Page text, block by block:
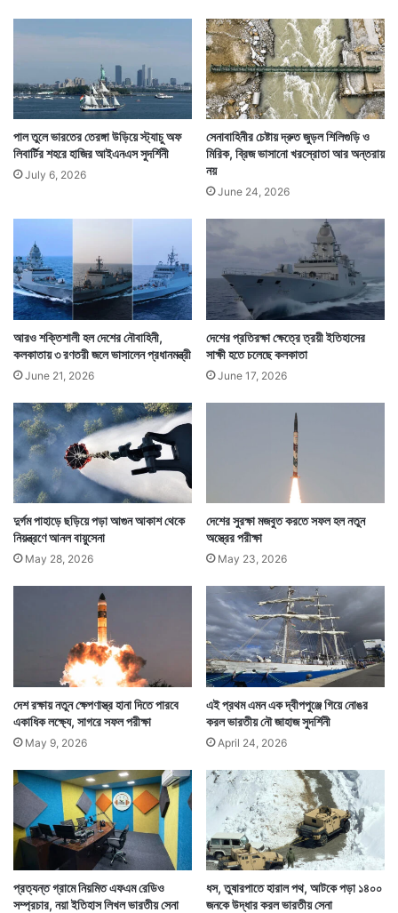
২ হাজার ৯০০ কেজি ওজনের এই বিশাল ক্ষেপণাস্ত্রটির ওজন
কমানো হচ্ছে। পরবর্তী প্রজন্মের ব্রহ্মসের ওজন হচ্ছে ১ হাজার
২৯০ কেজি। এরফলে ভারতের যুদ্ধবিমান সুখোই এখন যেখানে ১টা
ব্রহ্মস উড়িয়ে নিয়ে যেতে পারে, তা ৩টি ব্রহ্মস ক্ষেপণাস্ত্র নিয়ে
উড়তে পারবে।
ব্রহ্মস ভারতের অস্ত্রভান্ডারে থাকা এমন একটি ক্ষেপণাস্ত্র যা
স্থলভূমি, আকাশ ও জল, সব জায়গা থেকেই ছোঁড়া সম্ভব। —
সংবাদ সংস্থার সাহায্য নিয়ে লেখা
পাল তুলে ভারতের তেরঙ্গা উড়িয়ে স্ট্যাচু অফ
লিবার্টির শহরে হাজির আইএনএস সুদর্শিনী
July 6, 2026
সেনাবাহিনীর চেষ্টায় দ্রুত জুড়ল শিলিগুড়ি ও
মিরিক, ব্রিজ ভাসানো খরস্রোতা আর অন্তরায়
নয়
June 24, 2026
আরও শক্তিশালী হল দেশের নৌবাহিনী,
কলকাতায় ৩ রণতরী জলে ভাসালেন প্রধানমন্ত্রী
June 21, 2026
দেশের প্রতিরক্ষা ক্ষেত্রে ত্রয়ী ইতিহাসের
সাক্ষী হতে চলেছে কলকাতা
June 17, 2026
দুর্গম পাহাড়ে ছড়িয়ে পড়া আগুন আকাশ থেকে
নিয়ন্ত্রণে আনল বায়ুসেনা
May 28, 2026
দেশের সুরক্ষা মজবুত করতে সফল হল নতুন
অস্ত্রের পরীক্ষা
May 23, 2026
দেশ রক্ষায় নতুন ক্ষেপণাস্ত্র হানা দিতে পারবে
একাধিক লক্ষ্যে, সাগরে সফল পরীক্ষা
May 9, 2026
এই প্রথম এমন এক দ্বীপপুঞ্জে গিয়ে নোঙর
করল ভারতীয় নৌ জাহাজ সুদর্শিনী
April 24, 2026
প্রত্যন্ত গ্রামে নিয়মিত এফএম রেডিও
সম্প্রচার, নয়া ইতিহাস লিখল ভারতীয় সেনা
ধস, তুষারপাতে হারাল পথ, আটকে পড়া ১৪০০
জনকে উদ্ধার করল ভারতীয় সেনা